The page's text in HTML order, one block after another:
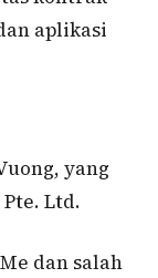
aplikasi
yang
Ltd.
dan salah